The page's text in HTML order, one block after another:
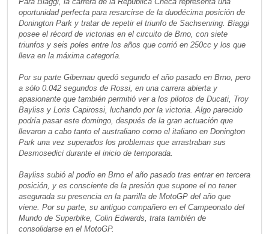
oportunidad perfecta para resarcirse de la duodécima posición de
Donington Park y tratar de repetir el triunfo de Sachsenring. Biaggi
posee el récord de victorias en el circuito de Brno, con siete
triunfos y seis poles entre los años que corrió en 250cc y los que
lleva en la máxima categoría.
Por su parte Gibernau quedó segundo el año pasado en Brno, pero
a sólo 0.042 segundos de Rossi, en una carrera abierta y
apasionante que también permitió ver a los pilotos de Ducati, Troy
Bayliss y Loris Capirossi, luchando por la victoria. Algo parecido
podría pasar este domingo, después de la gran actuación que
llevaron a cabo tanto el australiano como el italiano en Donington
Park una vez superados los problemas que arrastraban sus
Desmosedici durante el inicio de temporada.
Bayliss subió al podio en Brno el año pasado tras entrar en tercera
posición, y es consciente de la presión que supone el no tener
asegurada su presencia en la parrilla de MotoGP del año que
viene. Por su parte, su antiguo compañero en el Campeonato del
Mundo de Superbike, Colin Edwards, trata también de
consolidarse en el MotoGP.